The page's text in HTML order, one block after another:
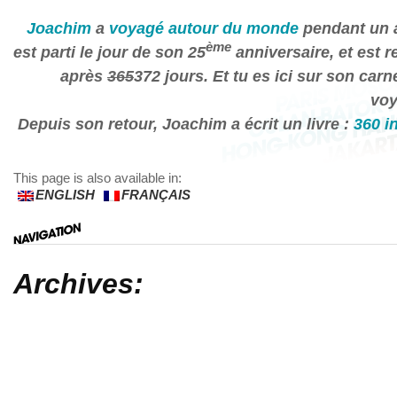
Joachim a voyagé autour du monde pendant un
est parti le jour de son 25ème anniversaire, et est
après 365372 jours. Et tu es ici sur son
Depuis son retour, Joachim a écrit un livre : 360
This page is also available in:
ENGLISH
FRANÇAIS
Archives: